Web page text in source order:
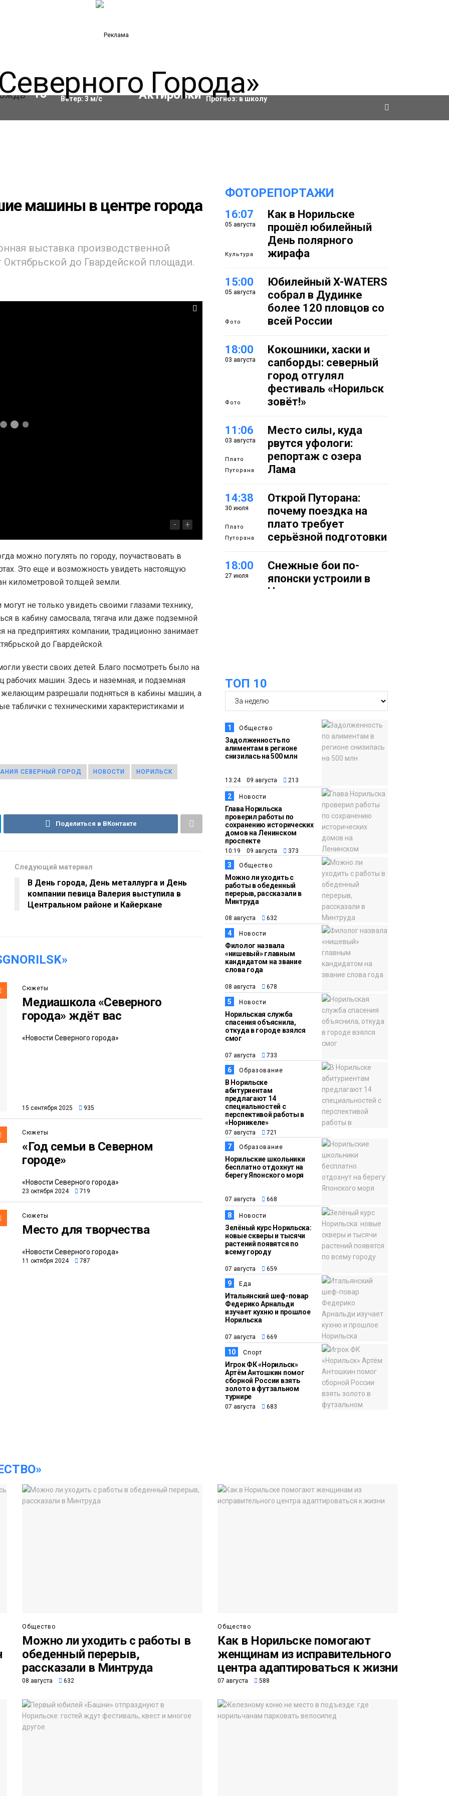
13°C Влажность:72%
Ветер: 3 м/с
Актировки
Прогноз: в школу
машины в центре города
выставка производственной
Октябрьской до Гвардейской площади.
- +
можно погулять по городу, поучаствовать в
Это еще и возможность увидеть настоящую
километровой толщей земли.
не только увидеть своими глазами технику,
в кабину самосвала, тягача или даже подземной
предприятиях компании, традиционно занимает
до Гвардейской.
увести своих детей. Благо посмотреть было на
рабочих машин. Здесь и наземная, и подземная
разрешали подняться в кабины машин, а
таблички с техническими характеристиками и
СЕВЕРНЫЙ ГОРОД НОВОСТИ НОРИЛЬСК
Поделиться в ВКонтакте
Следующий материал
В День города, День металлурга и День
компании певица Валерия выступила в
Центральном районе и Кайеркане
Сюжеты
Медиашкола «Северного
города» ждёт вас
«Новости Северного города»
15 сентября 2025 935
Сюжеты
«Год семьи в Северном
городе»
«Новости Северного города»
23 октября 2024 719
Сюжеты
Место для творчества
«Новости Северного города»
11 октября 2024 787
ФОТОРЕПОРТАЖИ
16:07
05 августа
Культура
Как в Норильске
прошёл юбилейный
День полярного
жирафа
15:00
05 августа
Фото
Юбилейный X-WATERS
собрал в Дудинке
более 120 пловцов со
всей России
18:00
03 августа
Фото
Кокошники, хаски и
сапборды: северный
город отгулял
фестиваль «Норильск
зовёт!»
11:06
03 августа
Плато
Путорана
Место силы, куда
рвутся уфологи:
репортаж с озера
Лама
14:38
30 июля
Плато
Путорана
Открой Путорана:
почему поездка на
плато требует
серьёзной подготовки
18:00
27 июля
Снежные бои по-
японски устроили в
Норильске
18:05
23 июля
Фото
Автопарк АТО «ЦАТК»
ЗФ «Норникеля»
пополнился новой
техникой для работы
в условиях Заполярья
18:00
21 июля
Фото
Пожарный кроссфит
стал одним из самых
зрелищных событий
праздничных
выходных в
Норильске
18:30
20 июля
Фото
Заполярное лето в
разгаре: Норильск
прогрелся до 29
градусов
ТОП 10
1 Общество
Задолженность по
алиментам в регионе
снизилась на 500 млн
13:24 09 августа 213
2 Новости
Глава Норильска
проверил работы по
сохранению исторических
домов на Ленинском
проспекте
10:19 09 августа 373
3 Общество
Можно ли уходить с
работы в обеденный
перерыв, рассказали в
Минтруда
08 августа 632
4 Новости
Филолог назвала
«нишевый» главным
кандидатом на звание
слова года
08 августа 678
5 Новости
Норильская служба
спасения объяснила,
откуда в городе взялся
смог
07 августа 733
6 Образование
В Норильске
абитуриентам
предлагают 14
специальностей с
перспективой работы в
«Норникеле»
07 августа 721
7 Образование
Норильские школьники
бесплатно отдохнут на
берегу Японского моря
07 августа 668
8 Новости
Зелёный курс Норильска:
новые скверы и тысячи
растений появятся по
всему городу
07 августа 659
9 Еда
Итальянский шеф-повар
Федерико Арнальди
изучает кухню и прошлое
Норильска
07 августа 669
10 Спорт
Игрок ФК «Норильск»
Артём Антошкин помог
сборной России взять
золото в футзальном
турнире
07 августа 683
Общество
Можно ли уходить с работы в
обеденный перерыв,
рассказали в Минтруда
08 августа 632
Общество
Как в Норильске помогают
женщинам из исправительного
центра адаптироваться к жизни
07 августа 588